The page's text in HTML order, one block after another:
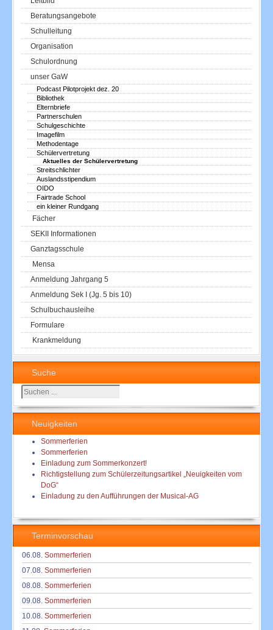
Beratungsangebote
Schulleitung
Organisation
Schulordnung
unser GaW
Podcast Pilotprojekt dez. 20
Bibliothek
Elternbriefe
Partnerschulen
Schulgeschichte
Imagefilm
Methodentage
Schülervertretung
Aktuelles der Schülervertretung
Streitschlichter
Auslandsstipendium
OIDO
Fairtrade School
ein kleiner Rundgang
Fächer
SEKII Informationen
Ganztagsschule
Mensa
Anmeldung Jahrgang 5
Anmeldung Sek I (Jg. 5 bis 10)
Schulbuchausleihe
Formulare
Krankmeldung
Suche
Suchen
...
Neuigkeiten
Sommerferien
Sommerferien
Einladung zum Sommerkonzert!
Richtigstellung zum Schülerzeitungsartikel „Neuigkeiten vom
DoG“
Einladung zu den Aufführungen der Musical-AG
Terminvorschau
06.08. Sommerferien
07.08. Sommerferien
08.08. Sommerferien
09.08. Sommerferien
10.08. Sommerferien